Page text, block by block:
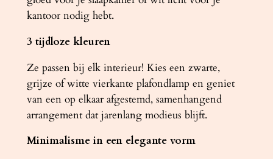
kantoor nodig hebt.
3 tijdloze kleuren
Ze passen bij elk interieur! Kies een zwarte,
grijze of witte vierkante plafondlamp en geniet
van een op elkaar afgestemd, samenhangend
arrangement dat jarenlang modieus blijft.
Minimalisme in een elegante vorm